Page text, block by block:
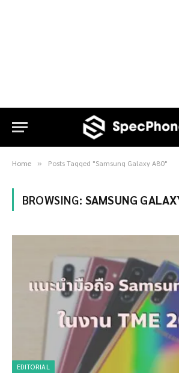
Home » Posts Tagged "Samsung Galaxy A80"
BROWSING: SAMSUNG
EDITORIAL